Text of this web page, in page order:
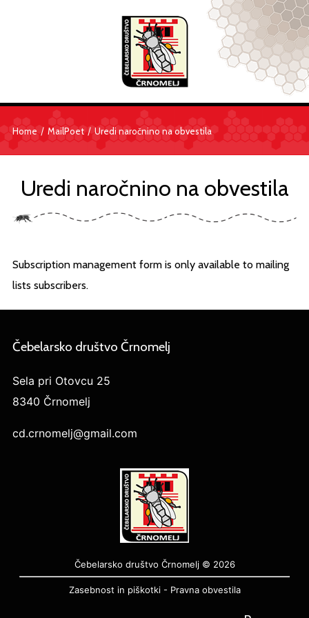
Home / MailPoet / Uredi naročnino na obvestila
Uredi naročnino na obvestila
Subscription management form is only available to mailing
lists subscribers.
Čebelarsko društvo Črnomelj
Sela pri Otovcu 25
8340 Črnomelj
cd.crnomelj@gmail.com
Čebelarsko društvo Črnomelj © 2026
Zasebnost in piškotki- Pravna obvestila